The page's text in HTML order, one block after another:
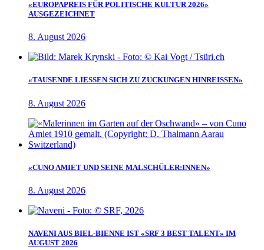
«EUROPAPREIS FÜR POLITISCHE KULTUR 2026»
AUSGEZEICHNET
8. August 2026
«TAUSENDE LIESSEN SICH ZU ZUCKUNGEN HINREISSEN»
8. August 2026
«CUNO AMIET UND SEINE MALSCHÜLER:INNEN»
8. August 2026
NAVENI AUS BIEL-BIENNE IST «SRF 3 BEST TALENT» IM
AUGUST 2026